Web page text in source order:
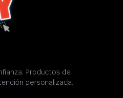
Productos de
personalizada.